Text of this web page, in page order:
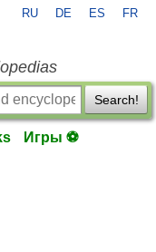
RU DE ES FR
Search!
Игры ⚽